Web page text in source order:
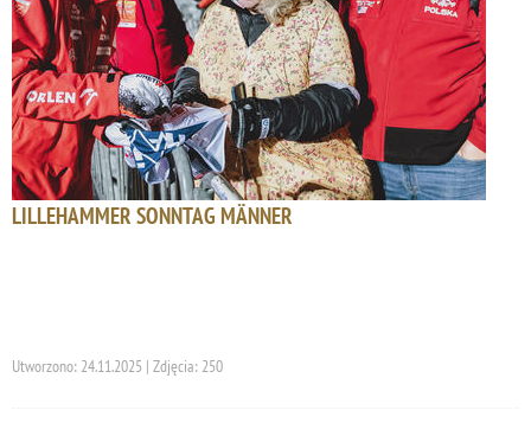
LILLEHAMMER SONNTAG MÄNNER
Utworzono: 24.11.2025 | Zdjęcia: 250